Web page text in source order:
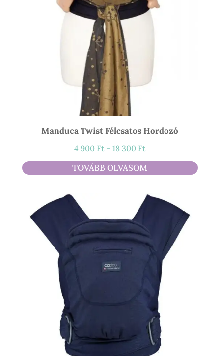
Manduca Twist Félcsatos Hordozó
4 900 Ft – 18 300 FtÁrtartomány:
4
900 Ft
TOVÁBB OLVASOM